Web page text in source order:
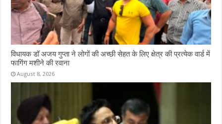
विधायक डॉ अजय गुप्ता ने लोगों की अच्छी सेहत के लिए क्षेत्र की प्रत्येक वार्ड में
फागिंग मशीने की रवाना
August 8, 2026